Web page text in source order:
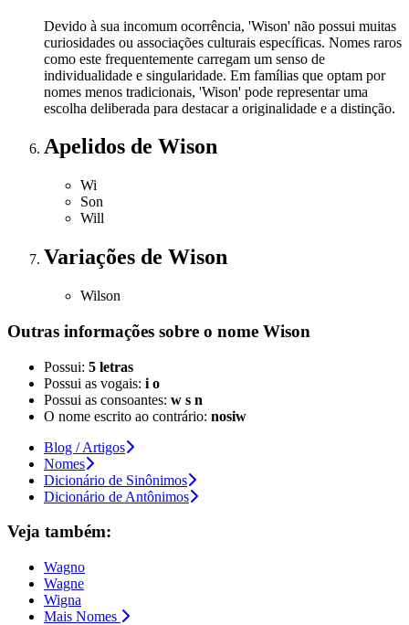
Devido à sua incomum ocorrência, 'Wison' não possui muitas
curiosidades ou associações culturais específicas. Nomes raros
como este frequentemente carregam um senso de
individualidade e singularidade. Em famílias que optam por
nomes menos tradicionais, 'Wison' pode representar uma
escolha deliberada para destacar a originalidade e a distinção.
Apelidos de Wison
Wi
Son
Will
Variações de Wison
Wilson
Outras informações sobre o nome Wison
Possui: 5 letras
Possui as vogais: i o
Possui as consoantes: w s n
O nome escrito ao contrário: nosiw
Blog / Artigos
Nomes
Dicionário de Sinônimos
Dicionário de Antônimos
Veja também:
Wagno
Wagne
Wigna
Mais Nomes